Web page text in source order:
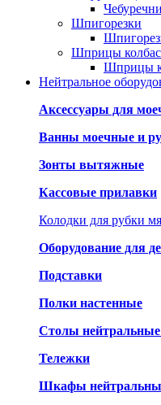
Шпигорезки
Шприцы
Шприцы
Нейтральное
Аксессуары для
Ванны моечные и
Зонты вытяжные
Кассовые прилавки
Колодки для рубки
Оборудование для
Подставки
Полки настенные
Столы нейтральные
Тележки
Шкафы